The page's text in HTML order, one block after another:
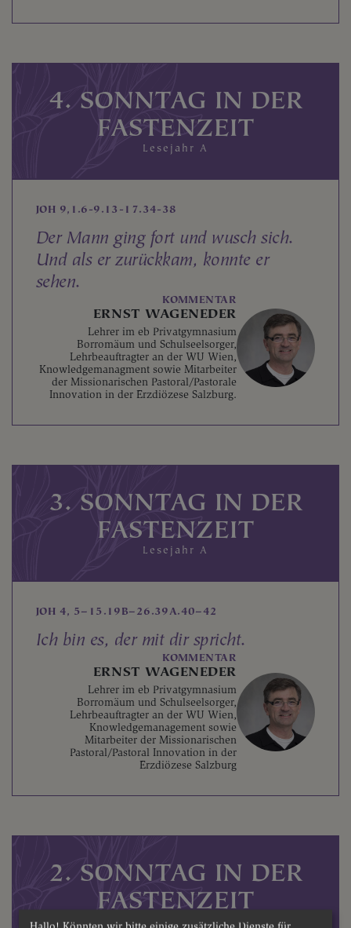
4. SONNTAG IN DER
FASTENZEIT
Lesejahr A
JOH 9,1.6-9.13-17.34-38
Der Mann ging fort und wusch sich.
Und als er zurückkam, konnte er
sehen.
KOMMENTAR
ERNST WAGENEDER
Lehrer im eb Privatgymnasium
Borromäum und Schulseelsorger,
Lehrbeauftragter an der WU Wien,
Knowledgemanagment sowie Mitarbeiter
der Missionarischen Pastoral/Pastorale
Innovation in der Erzdiözese Salzburg.
3. SONNTAG IN DER
FASTENZEIT
Lesejahr A
JOH 4, 5–15.19B–26.39A.40–42
Ich bin es, der mit dir spricht.
KOMMENTAR
ERNST WAGENEDER
Lehrer im eb Privatgymnasium
Borromäum und Schulseelsorger,
Lehrbeauftragter an der WU Wien,
Knowledgemanagement sowie
Mitarbeiter der Missionarischen
Pastoral/Pastoral Innovation in der
Erzdiözese Salzburg
2. SONNTAG IN DER
FASTENZEIT
Lesejahr A